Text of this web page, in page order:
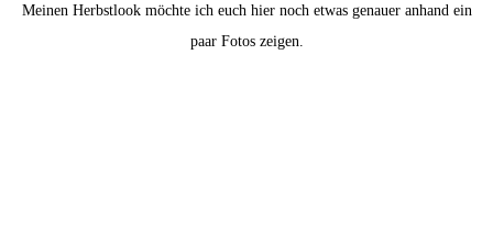
Meinen Herbstlook möchte ich euch hier noch etwas genauer anhand ein
paar Fotos zeigen.